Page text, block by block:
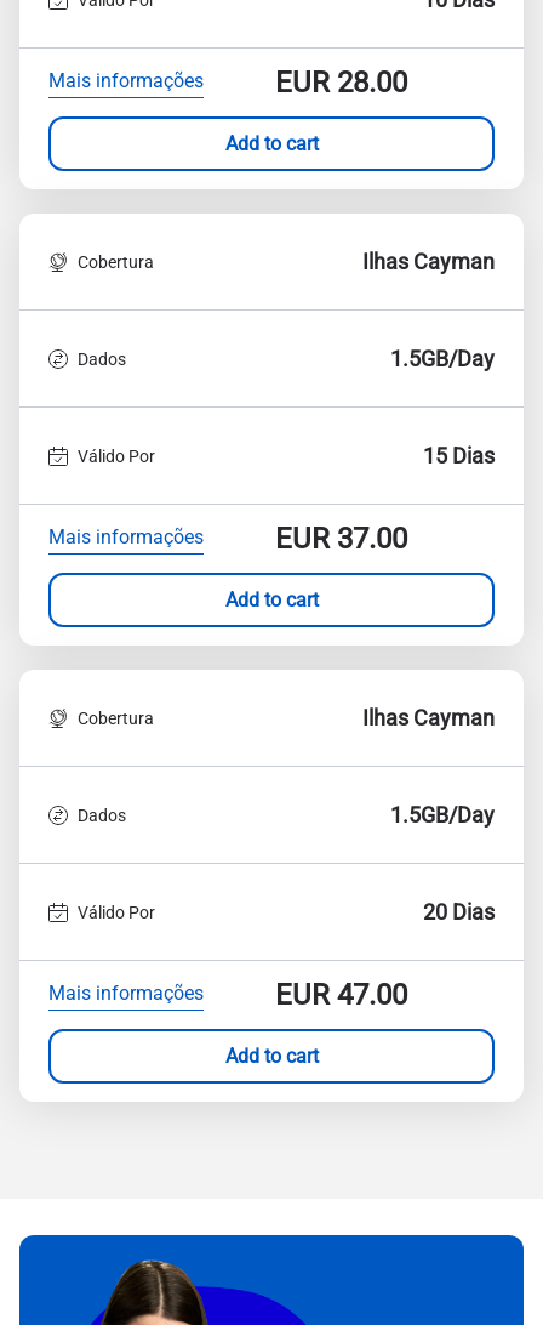
Mais informações EUR28.00
Add to cart
Cobertura Ilhas Cayman
Dados 1.5GB/Day
Válido Por 15 Dias
Mais informações EUR37.00
Add to cart
Cobertura Ilhas Cayman
Dados 1.5GB/Day
Válido Por 20 Dias
Mais informações EUR47.00
Add to cart